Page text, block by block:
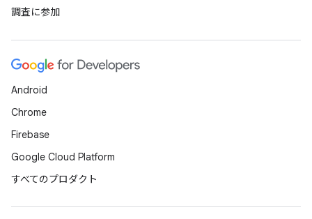
調査に参加
Android
Chrome
Firebase
Google Cloud Platform
すべてのプロダクト